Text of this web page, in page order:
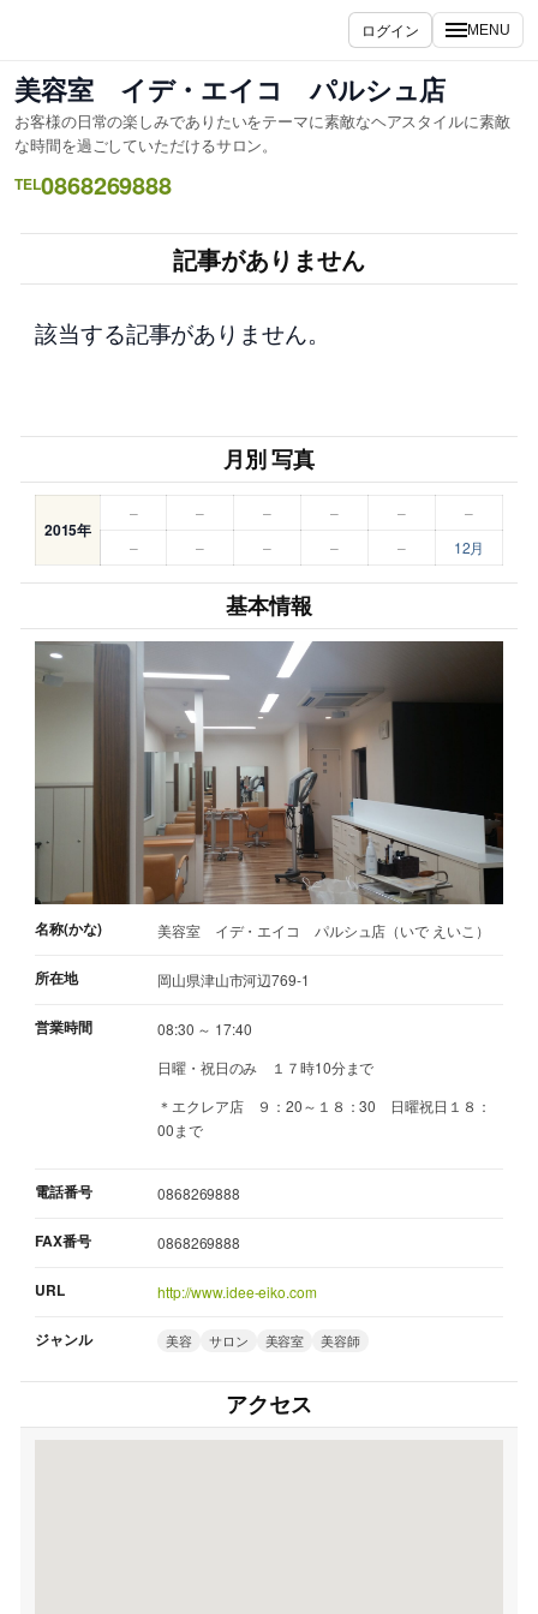
を
ス
キ
ッ
プ
ログイン MENU
美容室 イデ・エイコ パルシュ店
お客様の日常の楽しみでありたいをテーマに素敵なヘアスタイルに素敵
な時間を過ごしていただけるサロン。
TEL0868269888
記事がありません
該当する記事がありません。
月別 写真
2015年
– – – – –
–
–
– – – – 12月
基本情報
名称(かな) 美容室 イデ・エイコ パルシュ店（いで えいこ）
所在地 岡山県津山市河辺769-1
営業時間
08:30 ～ 17:40
日曜・祝日のみ １７時10分まで
＊エクレア店 ９：20～１８：30 日曜祝日１８：
00まで
電話番号 0868269888
FAX番号 0868269888
URL http://www.idee-eiko.com
ジャンル 美容 サロン 美容室 美容師
アクセス